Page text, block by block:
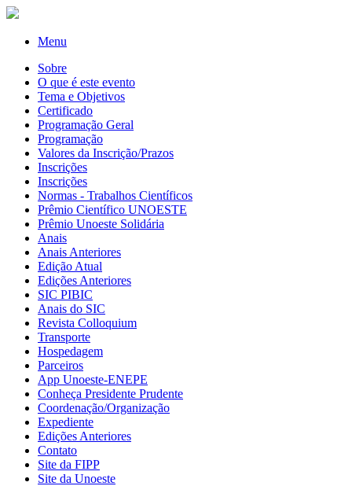
Menu
Sobre
O que é este evento
Tema e Objetivos
Certificado
Programação Geral
Programação
Valores da Inscrição/Prazos
Inscrições
Inscrições
Normas - Trabalhos Científicos
Prêmio Científico UNOESTE
Prêmio Unoeste Solidária
Anais
Anais Anteriores
Edição Atual
Edições Anteriores
SIC PIBIC
Anais do SIC
Revista Colloquium
Transporte
Hospedagem
Parceiros
App Unoeste-ENEPE
Conheça Presidente Prudente
Coordenação/Organização
Expediente
Edições Anteriores
Contato
Site da FIPP
Site da Unoeste